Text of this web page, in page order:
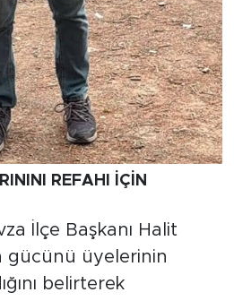
REFAHI İÇİN
İlçe Başkanı Halit
gücünü üyelerinin
belirterek